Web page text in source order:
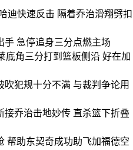
迪快速反击 隔着乔治滑翔劈扣
手 急停追身三分点燃主场
底角三分打到篮板侧沿 好在加
吹犯规十分不满 与裁判争论用
接乔治击地妙传 直杀篮下折叠
帮助东契奇成功助飞加福德空